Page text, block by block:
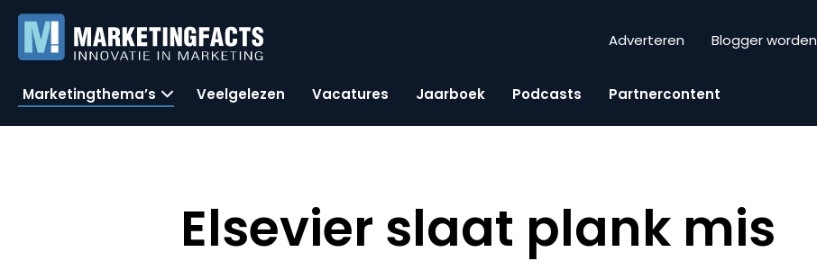
Adverteren Blogger worden
Marketingthema’s Veelgelezen Vacatures Jaarboek Podcasts Partnercontent
Elsevier slaat plank mis